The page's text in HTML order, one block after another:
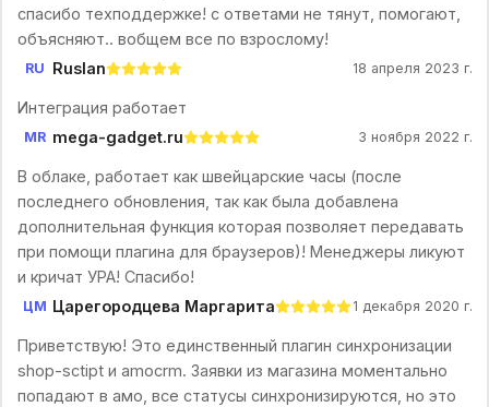
спасибо техподдержке! с ответами не тянут, помогают,
объясняют.. вобщем все по взрослому!
RU Ruslan 18 апреля 2023 г.
Интеграция работает
MR mega-gadget.ru 3 ноября 2022 г.
В облаке, работает как швейцарские часы (после
последнего обновления, так как была добавлена
дополнительная функция которая позволяет передавать
при помощи плагина для браузеров)! Менеджеры ликуют
и кричат УРА! Спасибо!
ЦМ Царегородцева Маргарита 1 декабря 2020 г.
Приветствую! Это единственный плагин синхронизации
shop-sctipt и amocrm. Заявки из магазина моментально
попадают в амо, все статусы синхронизируются, но это